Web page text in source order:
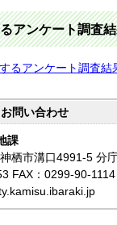
アンケート調査
るアンケート調査結
お問い合わせ
課
栖市溝口4991-5 分
FAX：0299-90-1114